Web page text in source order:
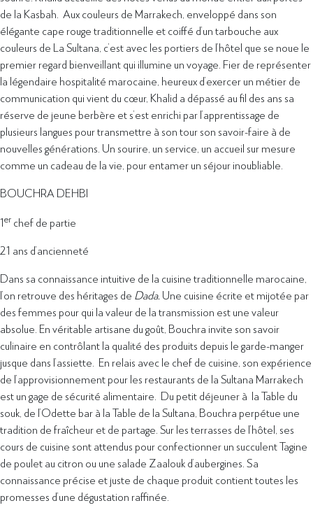
de la Kasbah. Aux couleurs de Marrakech, enveloppé dans son
élégante cape rouge traditionnelle et coiffé d’un tarbouche aux
couleurs de La Sultana, c’est avec les portiers de l’hôtel que se noue le
premier regard bienveillant qui illumine un voyage. Fier de représenter
la légendaire hospitalité marocaine, heureux d’exercer un métier de
communication qui vient du cœur, Khalid a dépassé au fil des ans sa
réserve de jeune berbère et s’est enrichi par l’apprentissage de
plusieurs langues pour transmettre à son tour son savoir-faire à de
nouvelles générations. Un sourire, un service, un accueil sur mesure
comme un cadeau de la vie, pour entamer un séjour inoubliable.
BOUCHRA DEHBI
1er chef de partie
21 ans d’ancienneté
Dans sa connaissance intuitive de la cuisine traditionnelle marocaine,
l’on retrouve des héritages de Dada. Une cuisine écrite et mijotée par
des femmes pour qui la valeur de la transmission est une valeur
absolue. En véritable artisane du goût, Bouchra invite son savoir
culinaire en contrôlant la qualité des produits depuis le garde-manger
jusque dans l’assiette. En relais avec le chef de cuisine, son expérience
de l’approvisionnement pour les restaurants de la Sultana Marrakech
est un gage de sécurité alimentaire. Du petit déjeuner à la Table du
souk, de l’Odette bar à la Table de la Sultana, Bouchra perpétue une
tradition de fraîcheur et de partage. Sur les terrasses de l’hôtel, ses
cours de cuisine sont attendus pour confectionner un succulent Tagine
de poulet au citron ou une salade Zaalouk d’aubergines. Sa
connaissance précise et juste de chaque produit contient toutes les
promesses d’une dégustation raffinée.